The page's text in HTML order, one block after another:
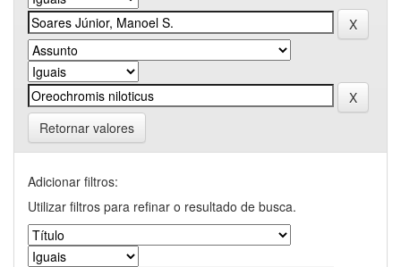
Retornar valores
Adicionar filtros:
Utilizar filtros para refinar o resultado de busca.